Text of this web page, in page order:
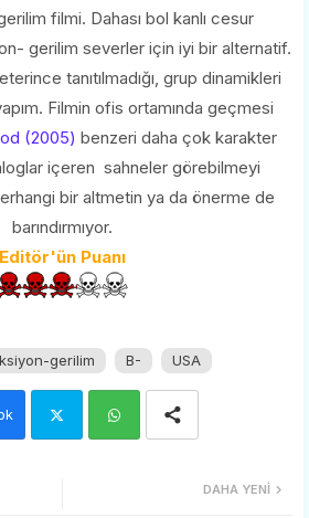
filmi. Dahası bol kanlı cesur
gerilim severler için iyi bir alternatif.
tanıtılmadığı, grup dinamikleri
Filmin ofis ortamında geçmesi
(2005) benzeri daha çok karakter
içeren sahneler görebilmeyi
bir altmetin ya da önerme de
barındırmıyor.
Editör'ün Puanı
gerilim B- USA
DAHA YENI